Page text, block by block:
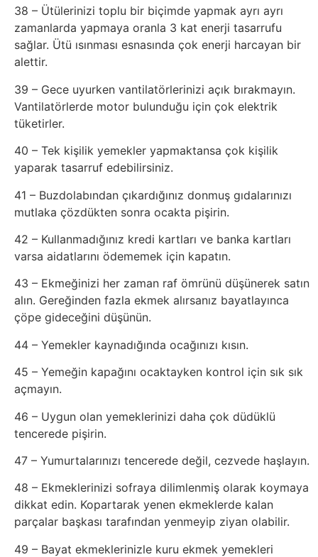
Psikoloji
Sağlık
Scriptler
Seo
Sigorta
Sinema
Spor
Tarih
Tarım
Teknoloji
TikTok
Tv
Twitter
Ürün
Tanıtımı
38 – Ütülerinizi toplu bir biçimde yapmak ayrı ayrı
zamanlarda yapmaya oranla 3 kat enerji tasarrufu
sağlar. Ütü ısınması esnasında çok enerji harcayan bir
alettir.
39 – Gece uyurken vantilatörlerinizi açık bırakmayın.
Vantilatörlerde motor bulunduğu için çok elektrik
tüketirler.
40 – Tek kişilik yemekler yapmaktansa çok kişilik
yaparak tasarruf edebilirsiniz.
41 – Buzdolabından çıkardığınız donmuş gıdalarınızı
mutlaka çözdükten sonra ocakta pişirin.
42 – Kullanmadığınız kredi kartları ve banka kartları
varsa aidatlarını ödememek için kapatın.
43 – Ekmeğinizi her zaman raf ömrünü düşünerek satın
alın. Gereğinden fazla ekmek alırsanız bayatlayınca
çöpe gideceğini düşünün.
44 – Yemekler kaynadığında ocağınızı kısın.
45 – Yemeğin kapağını ocaktayken kontrol için sık sık
açmayın.
46 – Uygun olan yemeklerinizi daha çok düdüklü
tencerede pişirin.
47 – Yumurtalarınızı tencerede değil, cezvede haşlayın.
48 – Ekmeklerinizi sofraya dilimlenmiş olarak koymaya
dikkat edin. Kopartarak yenen ekmeklerde kalan
parçalar başkası tarafından yenmeyip ziyan olabilir.
49 – Bayat ekmeklerinizle kuru ekmek yemekleri